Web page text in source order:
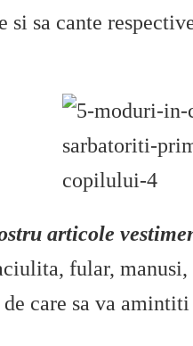
si sa cante
articole
fular, manusi,
care sa va